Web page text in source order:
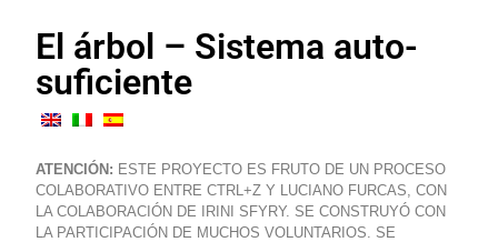
El árbol – Sistema auto-
suficiente
ATENCIÓN: ESTE PROYECTO ES FRUTO DE UN PROCESO
COLABORATIVO ENTRE CTRL+Z Y LUCIANO FURCAS, CON
LA COLABORACIÓN DE IRINI SFYRY. SE CONSTRUYÓ CON
LA PARTICIPACIÓN DE MUCHOS VOLUNTARIOS. SE